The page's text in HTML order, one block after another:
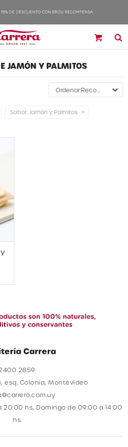
JAMÓN Y PALMITOS
Recomendados
Sabor: Jamón y Palmitos
Carrera
2859
esq. Colonia, Montevideo
20:00 hs, Domingo de 09:00 a 14:00
hs